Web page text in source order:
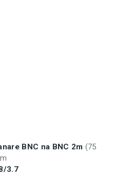
BNC na BNC 2m (75
3.7